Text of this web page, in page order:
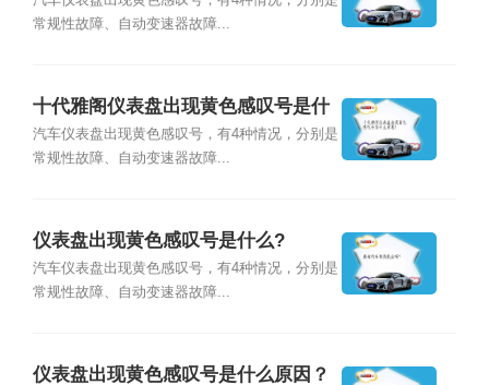
常规性故障、自动变速器故障...
十代雅阁仪表盘出现黄色感叹号是什
么意思？
汽车仪表盘出现黄色感叹号，有4种情况，分别是
常规性故障、自动变速器故障...
仪表盘出现黄色感叹号是什么?
汽车仪表盘出现黄色感叹号，有4种情况，分别是
常规性故障、自动变速器故障...
仪表盘出现黄色感叹号是什么原因？